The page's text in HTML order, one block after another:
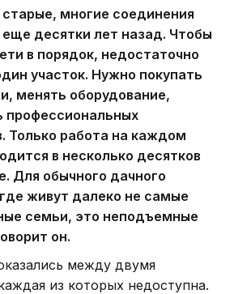
многие соединения
десятки лет назад. Чтобы
в порядок, недостаточно
участок. Нужно покупать
менять оборудование,
профессиональных
Только работа на каждом
в несколько десятков
Для обычного дачного
живут далеко не самые
семьи, это неподъемные
он.
между двумя
из которых недоступна.